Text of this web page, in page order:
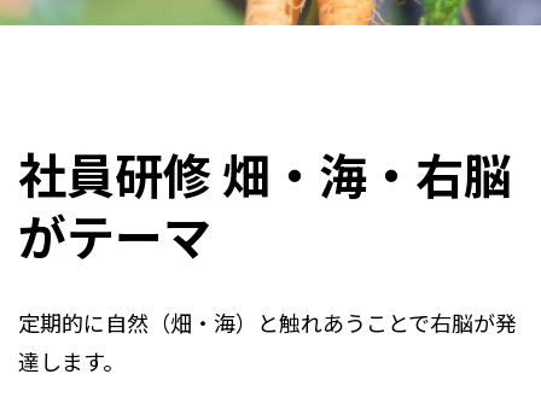
社員研修 畑・海・右脳
がテーマ
定期的に自然（畑・海）と触れあうことで右脳が発
達します。